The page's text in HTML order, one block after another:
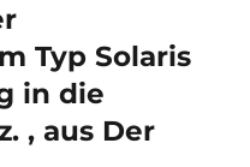
Typ Solaris
in die
, aus Der